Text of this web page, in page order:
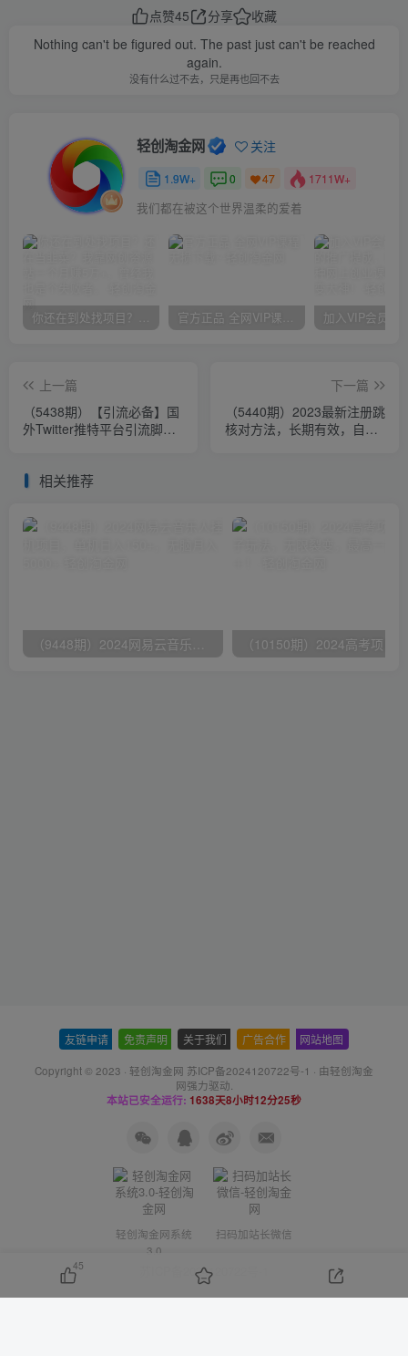
点赞45 分享
收藏
Nothing can't be figured out. The past just can't be reached
again.
没有什么过不去，只是再也回不去
轻创淘金网 关注
1.9W+ 0 47 1711W+
我们都在被这个世界温柔的爱着
你还在到处找项目？还在当韭菜？我靠网创资源站一个月赚5万+，曾经我也是个失败者。 官方正品 全网VIP课程 无损下载~
上一篇
（5438期）【引流必备】国
外Twitter推特平台引流脚
下一篇
（5440期）2023最新注册跳
核对方法，长期有效，自用3
相关推荐
（9448期）2024网易云音乐人挂机项目，单机日入150+，无脑月入5000+
友链申请 免责声明 关于我们 广告合作 网站地图
Copyright © 2023 · 轻创淘金网 苏ICP备2024120722号-1 · 由轻创淘金
网强力驱动.
本站已安全运行: 1638天8小时12分25秒
轻创淘金网系统
3.0
扫码加站长微信
苏ICP备2024120722号-1
45